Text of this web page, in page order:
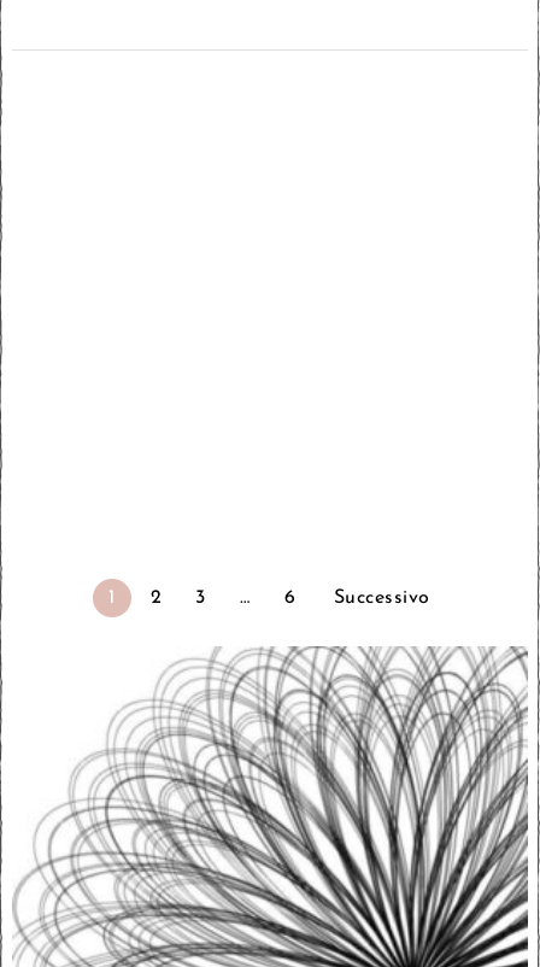
1 2 3 … 6 Successivo